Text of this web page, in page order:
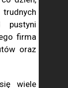
pustyni
firma
oraz
wiele